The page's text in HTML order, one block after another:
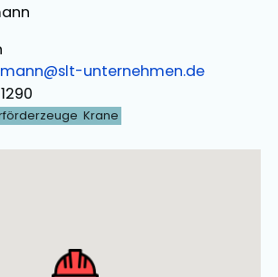
unternehmen.de
1290
Krane